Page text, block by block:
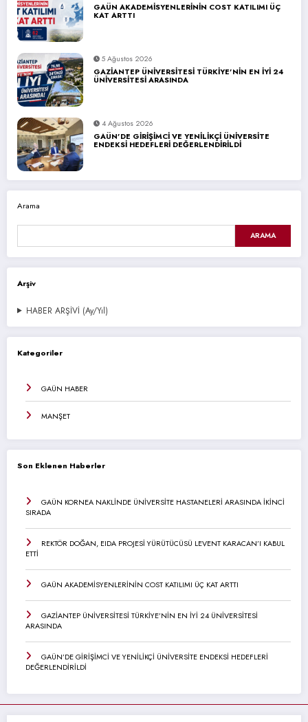
GAÜN AKADEMİSYENLERİNİN COST KATILIMI ÜÇ
KAT ARTTI
5 Ağustos 2026
GAZİANTEP ÜNİVERSİTESİ TÜRKİYE’NİN EN İYİ 24
ÜNİVERSİTESİ ARASINDA
4 Ağustos 2026
GAÜN’DE GİRİŞİMCİ VE YENİLİKÇİ ÜNİVERSİTE
ENDEKSİ HEDEFLERİ DEĞERLENDİRİLDİ
Arama
ARAMA
Arşiv
HABER ARŞİVİ (Ay/Yıl)
Kategoriler
GAÜN HABER
MANŞET
Son Eklenen Haberler
GAÜN KORNEA NAKLİNDE ÜNİVERSİTE HASTANELERİ ARASINDA İKİNCİ
SIRADA
REKTÖR DOĞAN, EIDA PROJESİ YÜRÜTÜCÜSÜ LEVENT KARACAN’I KABUL
ETTİ
GAÜN AKADEMİSYENLERİNİN COST KATILIMI ÜÇ KAT ARTTI
GAZİANTEP ÜNİVERSİTESİ TÜRKİYE’NİN EN İYİ 24 ÜNİVERSİTESİ
ARASINDA
GAÜN’DE GİRİŞİMCİ VE YENİLİKÇİ ÜNİVERSİTE ENDEKSİ HEDEFLERİ
DEĞERLENDİRİLDİ